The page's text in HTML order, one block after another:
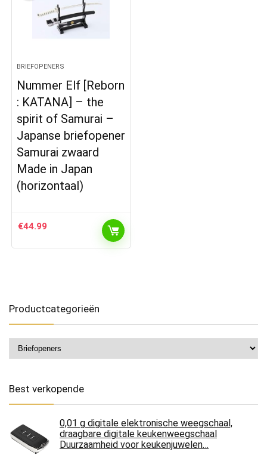
BRIEFOPENERS
Nummer Elf [Reborn
: KATANA] – the
spirit of Samurai –
Japanse briefopener
Samurai zwaard
Made in Japan
(horizontaal)
€44.99
Productcategorieën
Best verkopende
0,01 g digitale elektronische weegschaal,
draagbare digitale keukenweegschaal
Duurzaamheid voor keukenjuwelen…